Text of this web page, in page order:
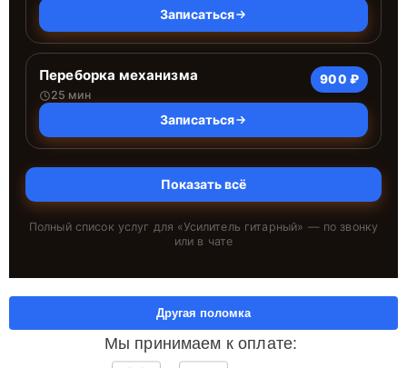
Записаться
Переборка механизма
25 мин
900 ₽
Записаться
Показать всё
Полный список услуг для «Усилитель гитарный» — по звонку
или в чате
Мы принимаем к оплате:
Другая поломка